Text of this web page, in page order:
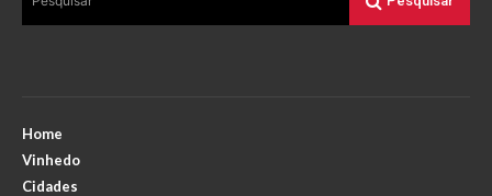
Home
Vinhedo
Cidades